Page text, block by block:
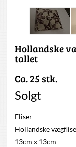
Hollandske
tallet
Ca. 25 stk.
Solgt
Fliser
Hollandske
13cm x 13cm